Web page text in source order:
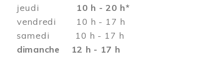
jeudi 10 h - 20 h*
vendredi 10 h - 17 h
samedi 10 h - 17 h
dimanche 12 h - 17 h